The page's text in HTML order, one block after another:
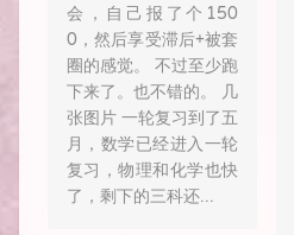
会，自己报了个150
0，然后享受滞后+被套
圈的感觉。 不过至少跑
下来了。也不错的。 几
张图片 一轮复习到了五
月，数学已经进入一轮
复习，物理和化学也快
了，剩下的三科还...